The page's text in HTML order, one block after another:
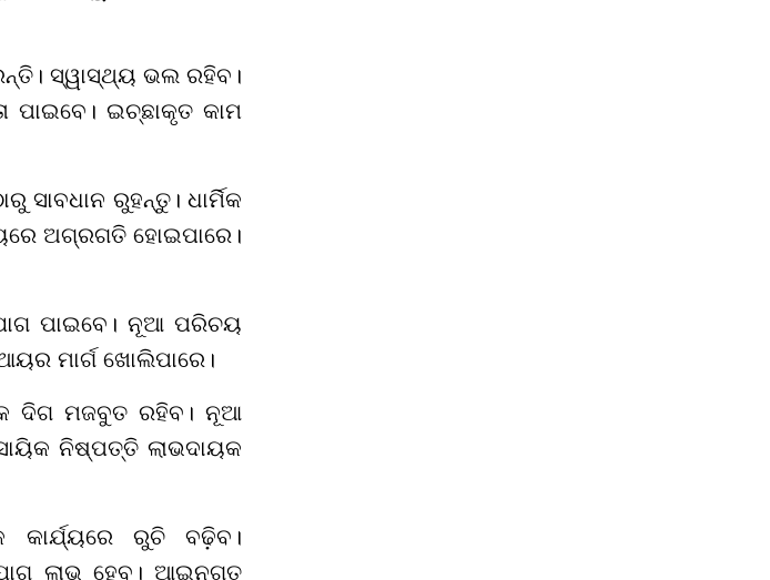
ସ୍ୱାସ୍ଥ୍ୟ ଭଲ ରହିବ।
ପାଇବେ। ଇଚ୍ଛାକୃତ କାମ
ସାବଧାନ ରୁହନ୍ତୁ। ଧାର୍ମିକ
ଅଗ୍ରଗତି ହୋଇପାରେ।
ପାଇବେ। ନୂଆ ପରିଚୟ
ମାର୍ଗ ଖୋଲିପାରେ।
ଦିଗ ମଜବୁତ ରହିବ। ନୂଆ
ନିଷ୍ପତ୍ତି ଲାଭଦାୟକ
ରୁଚି ବଢ଼ିବ।
ଲାଭ ହେବ। ଆଇନଗତ